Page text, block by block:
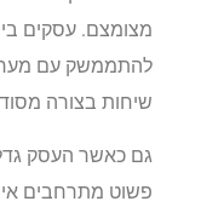
מצומצם. עסקים
להתממשק עם
שיחות בצורה
גם כאשר העסק
פשוט מתרחבים